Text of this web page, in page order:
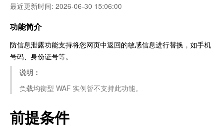
最近更新时间: 2026-06-30 15:06:00
功能简介
防信息泄露功能支持将您网页中返回的敏感信息进行替换，如手机
号码、身份证号等。
说明：
负载均衡型 WAF 实例暂不支持此功能。
前提条件